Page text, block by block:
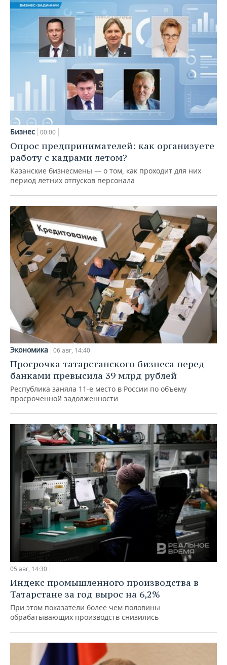
Бизнес 00:00
Опрос предпринимателей: как организуете
работу с кадрами летом?
Казанские бизнесмены — о том, как проходит для них
период летних отпусков персонала
Экономика 06 авг, 14:40
Просрочка татарстанского бизнеса перед
банками превысила 39 млрд рублей
Республика заняла 11-е место в России по объему
просроченной задолженности
05 авг, 14:30
Индекс промышленного производства в
Татарстане за год вырос на 6,2%
При этом показатели более чем половины
обрабатывающих производств снизились